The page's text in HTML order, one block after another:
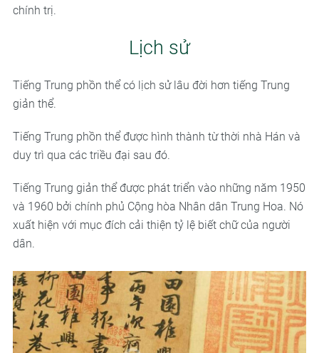
chính trị.
Lịch sử
Tiếng Trung phồn thể có lịch sử lâu đời hơn tiếng Trung
giản thể.
Tiếng Trung phồn thể được hình thành từ thời nhà Hán và
duy trì qua các triều đại sau đó.
Tiếng Trung giản thể được phát triển vào những năm 1950
và 1960 bởi chính phủ Cộng hòa Nhân dân Trung Hoa. Nó
xuất hiện với mục đích cải thiện tỷ lệ biết chữ của người
dân.